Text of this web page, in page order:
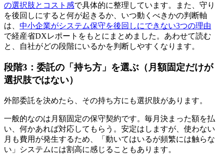
の選択肢とコスト感で具体的に整理しています。また、守り
を後回しにすると何が起きるか、いつ動くべきかの判断軸
は、 中小企業がシステム保守を後回しにできない3つの理由
で経産省DXレポートをもとにまとめました。あわせて読む
と、自社がどの段階にいるかを判断しやすくなります。
段階3：委託の「持ち方」を選ぶ（月額固定だけが
選択肢ではない）
外部委託を決めたら、その持ち方にも選択肢があります。
一般的なのは月額固定の保守契約です。毎月決まった額を払
い、何かあれば対応してもらう。安定はしますが、使わない
月も費用が発生するため、「動いてはいるが頻繁には触らな
い」システムには割高に感じることもあります。